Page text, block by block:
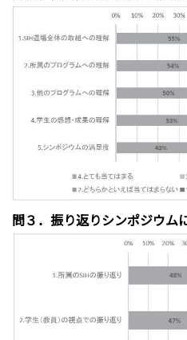
問３．振り返りシンポジウム